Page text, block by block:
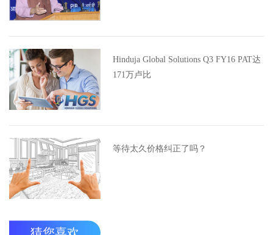
Hinduja Global Solutions Q3 FY16 PAT达
171万卢比
等待太久价格纠正了吗？